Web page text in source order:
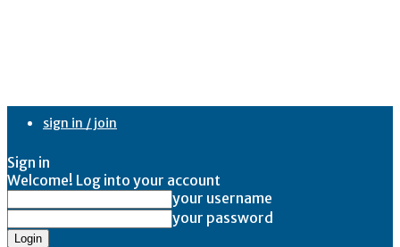
sign in / join
Sign in
Welcome! Log into your account
your username
your password